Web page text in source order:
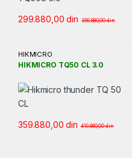
299.880,00din 359.880,00din
HIKMICRO
HIKMICRO TQ50 CL 3.0
359.880,00din 419.880,00din